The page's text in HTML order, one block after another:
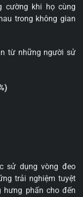
cường khi họ cùng
trong không gian
từ những người sử
sử dụng vòng đeo
trải nghiệm tuyệt
phấn cho đến